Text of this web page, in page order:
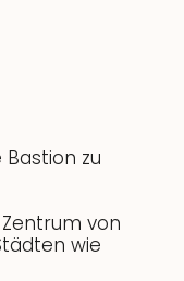
Bastion zu
von
wie